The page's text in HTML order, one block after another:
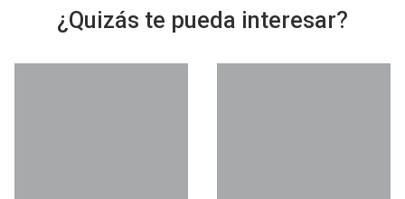
¿Quizás te pueda interesar?